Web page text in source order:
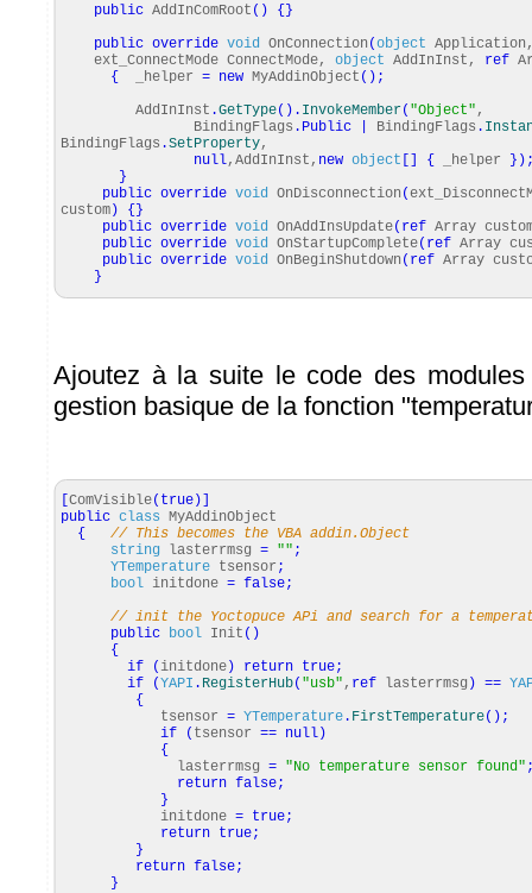
public AddInComRoot ( ) { }
public override void OnConnection (object
ext_ConnectMode ConnectMode, object AddInInst, ref
{
_helper = new MyAddinObject ( ) ;
AddInInst .GetType( ) . InvokeMember( "Object" ,
BindingFlags . Public BindingFlags .
BindingFlags .SetProperty,
null,AddInInst, new object { _helper } )
}
public override void OnDisconnection (
custom ) { }
public override void OnAddInsUpdate( ref Array
public override void OnStartupComplete( ref Array
public override void OnBeginShutdown ( ref Array
}
Ajoutez à la suite le code des
gestion basique de la fonction
ComVisible( true )
public class MyAddinObject
{
// This becomes the VBA addin.Object
string lasterrmsg = "" ;
YTemperature tsensor ;
bool initdone = false;
// init the Yoctopuce APi and search for a
public bool Init ( )
{
if
( initdone ) return true;
if
(YAPI . RegisterHub( "usb" , ref lasterrmsg ) ==
{
tsensor = YTemperature . FirstTemperature( ) ;
if
( tsensor == null )
{
lasterrmsg = "No temperature sensor found"
return false;
}
initdone = true;
return true;
}
return false;
}